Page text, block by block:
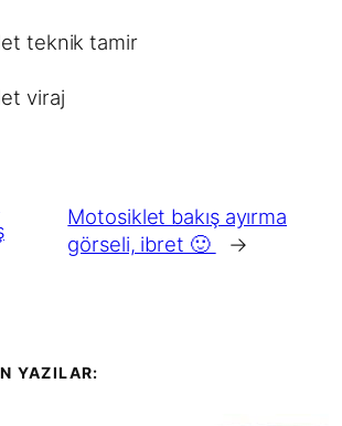
teknik tamir
viraj
Motosiklet bakış ayırma
görseli, ibret 🙂
→
YAZILAR: